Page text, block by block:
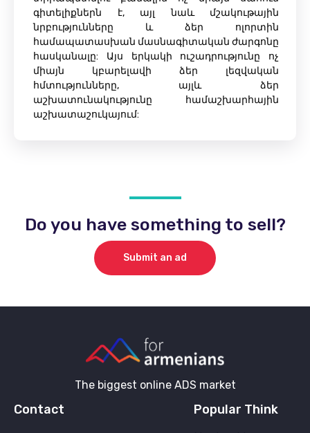
գիտելիքներն է, այլ նաև մշակութային
նրբությունները և ձեր ոլորտին
համապատասխան մասնագիտական ​​ժարգոնը
հասկանալը: Այս երկակի ուշադրությունը ոչ
միայն կբարելավի ձեր լեզվական
հմտությունները, այլև ձեր
աշխատունակությունը համաշխարհային
աշխատաշուկայում:
Do you have something to sell?
Submit an ad
The biggest online ADS market
Contact Popular Think